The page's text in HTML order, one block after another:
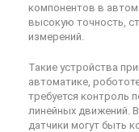
компонентов в
высокую точность,
измерений.
Такие устройства
автоматике,
требуется контроль
линейных движений.
датчики могут быть